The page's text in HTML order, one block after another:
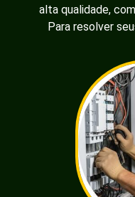
alta qualidade,
Para resolver